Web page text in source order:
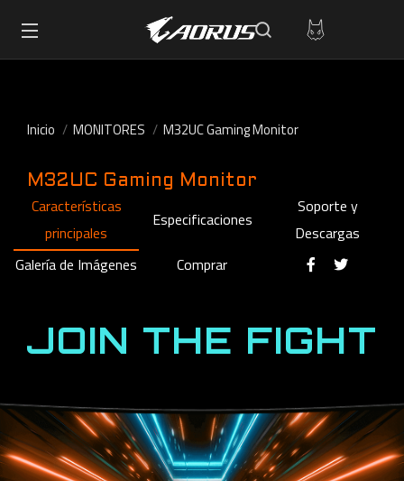
Inicio MONITORES M32UC Gaming Monitor
M32UC Gaming Monitor
Características
principales
Especificaciones
Soporte y
Descargas
Galería de Imágenes
Comprar
JOIN THE FIGHT